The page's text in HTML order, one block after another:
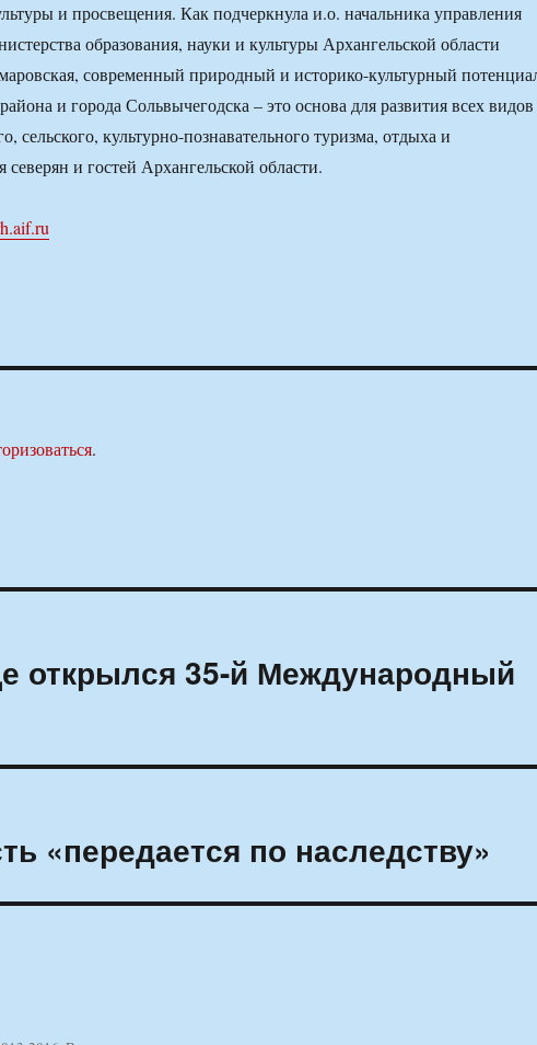
и просвещения. Как подчеркнула и.о. начальника управления
образования, науки и культуры Архангельской области
современный природный и историко-культурный
и города Сольвычегодска – это основа для развития всех видов
сельского, культурно-познавательного туризма, отдыха и
северян и гостей Архангельской области.
.
открылся 35-й Международный
«передается по наследству»